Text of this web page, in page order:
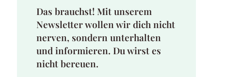
Das brauchst! Mit unserem
Newsletter wollen wir dich nicht
nerven, sondern unterhalten
und informieren. Du wirst es
nicht bereuen.